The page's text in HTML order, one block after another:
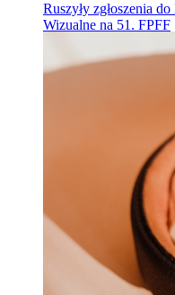
Ruszyły zgłoszenia
Wizualne na 51. FPFF